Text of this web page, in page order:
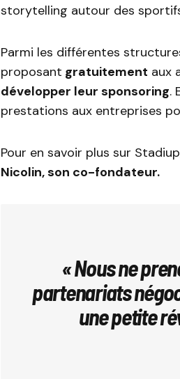
storytelling autour des
Parmi les différentes
proposant gratuitement aux
développer leur sponsoring.
prestations aux entreprises
Pour en savoir plus sur
Nicolin, son co-fondateur.
« Nous ne
partenariats
une petite